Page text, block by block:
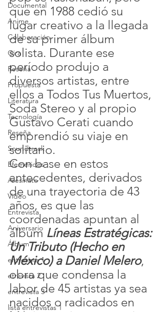
Documental
Anime
Colaboración
Gira
Reseña
Propuesta
Literatura
Tecnología
Reseña
Soundtrack
Efemérides
Asesinato
Video
Entrevista
Aniversario
Álbum
entrevista 1
etrevista 2
entrevista 3
lista entrevistas 1
que en 1988 cedió su
lugar creativo a la llegada
de su primer álbum
solista. Durante ese
período produjo a
diversos artistas, entre
ellos a Todos Tus Muertos,
Soda Stereo y al propio
Gustavo Cerati cuando
emprendió su viaje en
solitario.
Con base en estos
antecedentes, derivados
de una trayectoria de 43
años, es que las
coordenadas apuntan al
álbum Líneas Estratégicas:
Un Tributo (Hecho en
México) a Daniel Melero,
obra que condensa la
labor de 45 artistas ya sea
nacidos o radicados en